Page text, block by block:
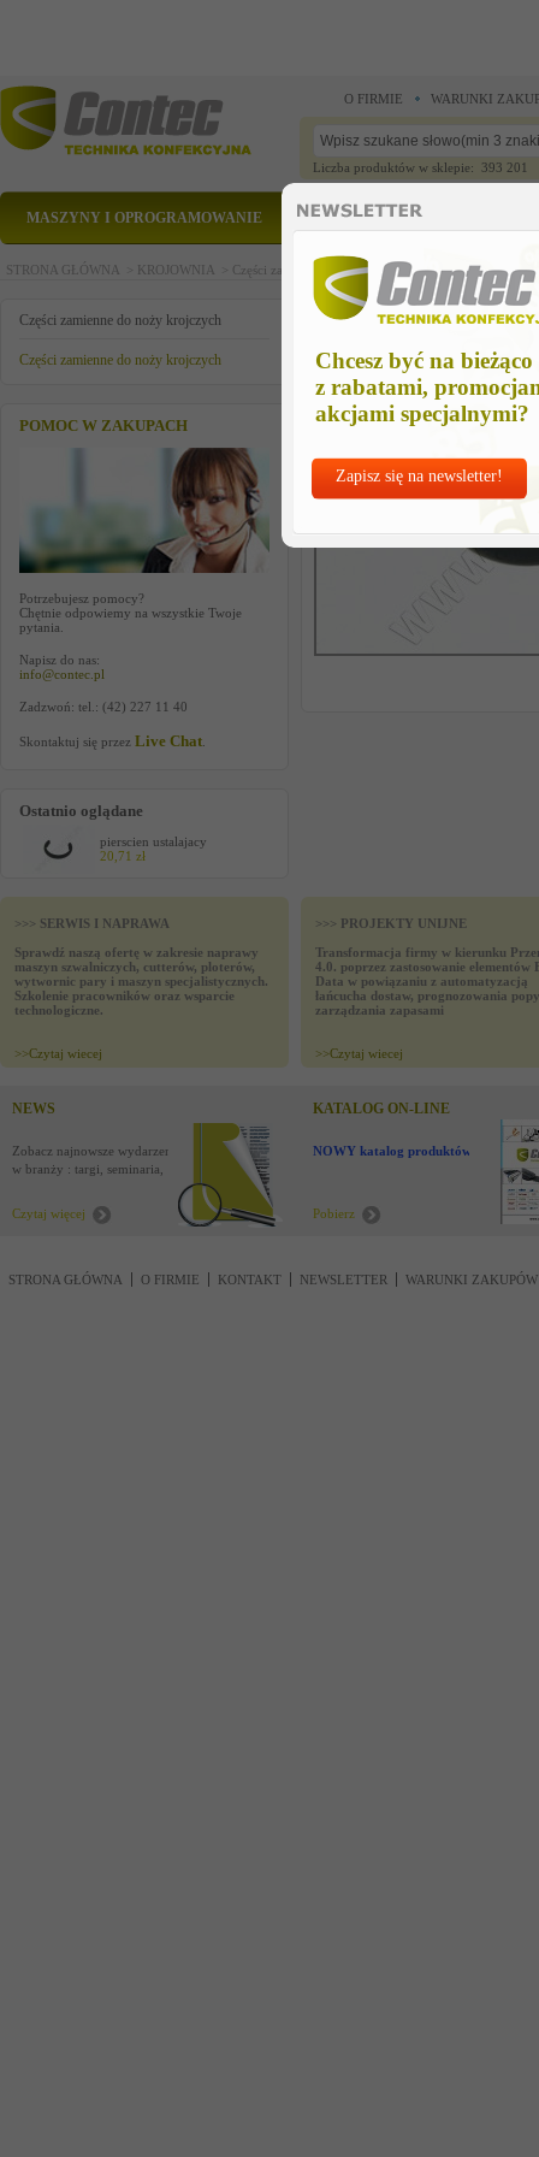
Chcesz być na bieżąco
z rabatami,
akcjami specjalnymi?
Zapisz się na newsletter!
O FIRMIE WARUNKI
Liczba produktów w sklepie: 393 201
MASZYNY I OPROGRAMOWANIE CZĘŚCI ZAMIENNE
STRONA GŁÓWNA > KROJOWNIA > Części zamienne do noży krojczych >Części
Części zamienne do noży krojczych
Części zamienne do noży krojczych
POMOC W ZAKUPACH
Potrzebujesz pomocy?
Chętnie odpowiemy na wszystkie Twoje
pytania.
Napisz do nas:
info@contec.pl
Zadzwoń: tel.: (42) 227 11 40
Skontaktuj się przez Live Chat
Ostatnio oglądane
pierscien ustalajacy
20,71 zł
pierscien ustalajacy
>>> SERWIS I NAPRAWA
Sprawdź naszą ofertę w zakresie naprawy
maszyn szwalniczych, cutterów, ploterów,
wytwornic pary i maszyn specjalistycznych.
Szkolenie pracowników oraz wsparcie
technologiczne.
>>Czytaj wiecej
>>> PROJEKTY UNIJNE
Transformacja firmy w kierunku
4.0. poprzez zastosowanie elementów
Data w powiązaniu z automatyzacją
łańcucha dostaw, prognozowania
zarządzania zapasami
>>Czytaj wiecej
NEWS
Zobacz najnowsze wydarzenia
w branży : targi, seminaria,
Czytaj więcej
KATALOG ON-LINE
NOWY katalog produktów !
Pobierz
STRONA GŁÓWNA O FIRMIE KONTAKT NEWSLETTER WARUNKI ZAKUPÓW